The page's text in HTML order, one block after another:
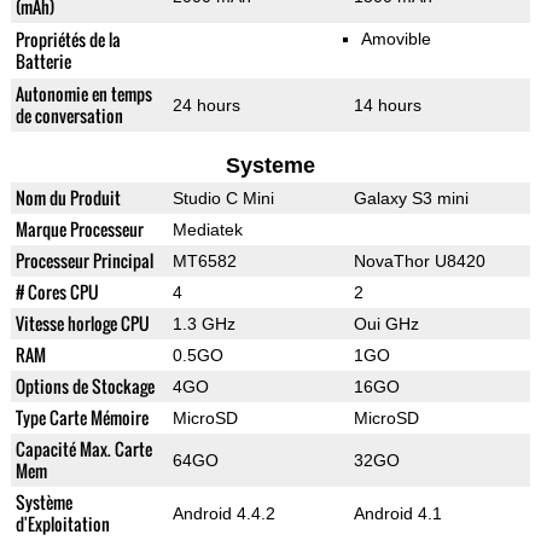
(mAh)
Propriétés de la
Batterie
Amovible
Autonomie en temps
de conversation
24 hours 14 hours
Systeme
Nom du Produit Studio C Mini Galaxy S3 mini
Marque Processeur Mediatek
Processeur Principal MT6582 NovaThor U8420
# Cores CPU 4 2
Vitesse horloge CPU 1.3 GHz Oui GHz
RAM 0.5GO 1GO
Options de Stockage 4GO 16GO
Type Carte Mémoire MicroSD MicroSD
Capacité Max. Carte
Mem
64GO 32GO
Système
d'Exploitation
Android 4.4.2 Android 4.1